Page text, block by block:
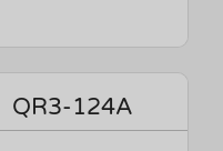
QR3-124A